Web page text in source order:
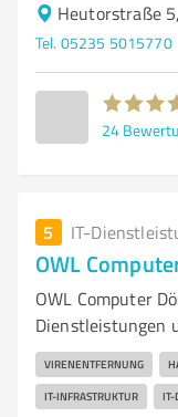
Heutorstraße
Tel. 05235 5015770
24
5 IT-
OWL
OWL Computer
Dienstleistungen
VIRENENTFERNUNG
IT-INFRASTRUKTUR IT-